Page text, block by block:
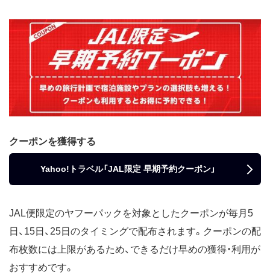
クーポンを獲得する
Yahoo!トラベル「JAL限定 早期予約クーポン」
JAL便限定のヤフーパックを対象としたクーポンが毎月5
日、15日、25日のタイミングで配布されます。クーポンの配
布枚数には上限があるため、できるだけ早めの獲得・利用が
おすすめです。